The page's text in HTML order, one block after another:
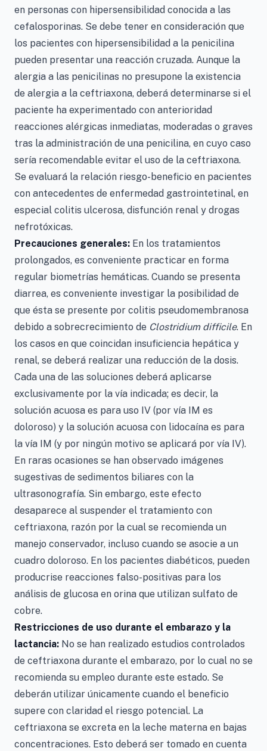
en personas con hipersensibilidad conocida a las
cefalosporinas. Se debe tener en consideración que
los pacientes con hipersensibilidad a la penicilina
pueden presentar una reacción cruzada. Aunque la
alergia a las penicilinas no presupone la existencia
de alergia a la ceftriaxona, deberá determinarse si el
paciente ha experimentado con anterioridad
reacciones alérgicas inmediatas, moderadas o graves
tras la administración de una penicilina, en cuyo caso
sería recomendable evitar el uso de la ceftriaxona.
Se evaluará la relación riesgo-beneficio en pacientes
con antecedentes de enfermedad gastrointetinal, en
especial colitis ulcerosa, disfunción renal y drogas
nefrotóxicas.
Precauciones generales: En los tratamientos
prolongados, es conveniente practicar en forma
regular biometrías hemáticas. Cuando se presenta
diarrea, es conveniente investigar la posibilidad de
que ésta se presente por colitis pseudomembranosa
debido a sobrecrecimiento de Clostridium difficile. En
los casos en que coincidan insuficiencia hepática y
renal, se deberá realizar una reducción de la dosis.
Cada una de las soluciones deberá aplicarse
exclusivamente por la vía indicada; es decir, la
solución acuosa es para uso IV (por vía IM es
doloroso) y la solución acuosa con lidocaína es para
la vía IM (y por ningún motivo se aplicará por vía IV).
En raras ocasiones se han observado imágenes
sugestivas de sedimentos biliares con la
ultrasonografía. Sin embargo, este efecto
desaparece al suspender el tratamiento con
ceftriaxona, razón por la cual se recomienda un
manejo conservador, incluso cuando se asocie a un
cuadro doloroso. En los pacientes diabéticos, pueden
producrise reacciones falso-positivas para los
análisis de glucosa en orina que utilizan sulfato de
cobre.
Restricciones de uso durante el embarazo y la
lactancia: No se han realizado estudios controlados
de ceftriaxona durante el embarazo, por lo cual no se
recomienda su empleo durante este estado. Se
deberán utilizar únicamente cuando el beneficio
supere con claridad el riesgo potencial. La
ceftriaxona se excreta en la leche materna en bajas
concentraciones. Esto deberá ser tomado en cuenta